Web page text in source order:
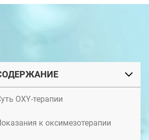
OXY-терапии
к оксимезотерапии